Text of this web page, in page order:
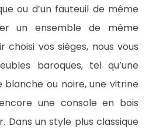
ou d’un fauteuil de même
un ensemble de même
choisi vos sièges, nous vous
baroques, tel qu’une
ou noire, une vitrine
une console en bois
Dans un style plus classique